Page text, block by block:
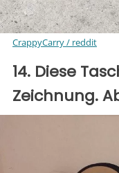
CrappyCarry / reddit
14. Diese
Zeichnung.